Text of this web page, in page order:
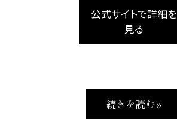
公式サイトで詳細を
見る
続きを読む »